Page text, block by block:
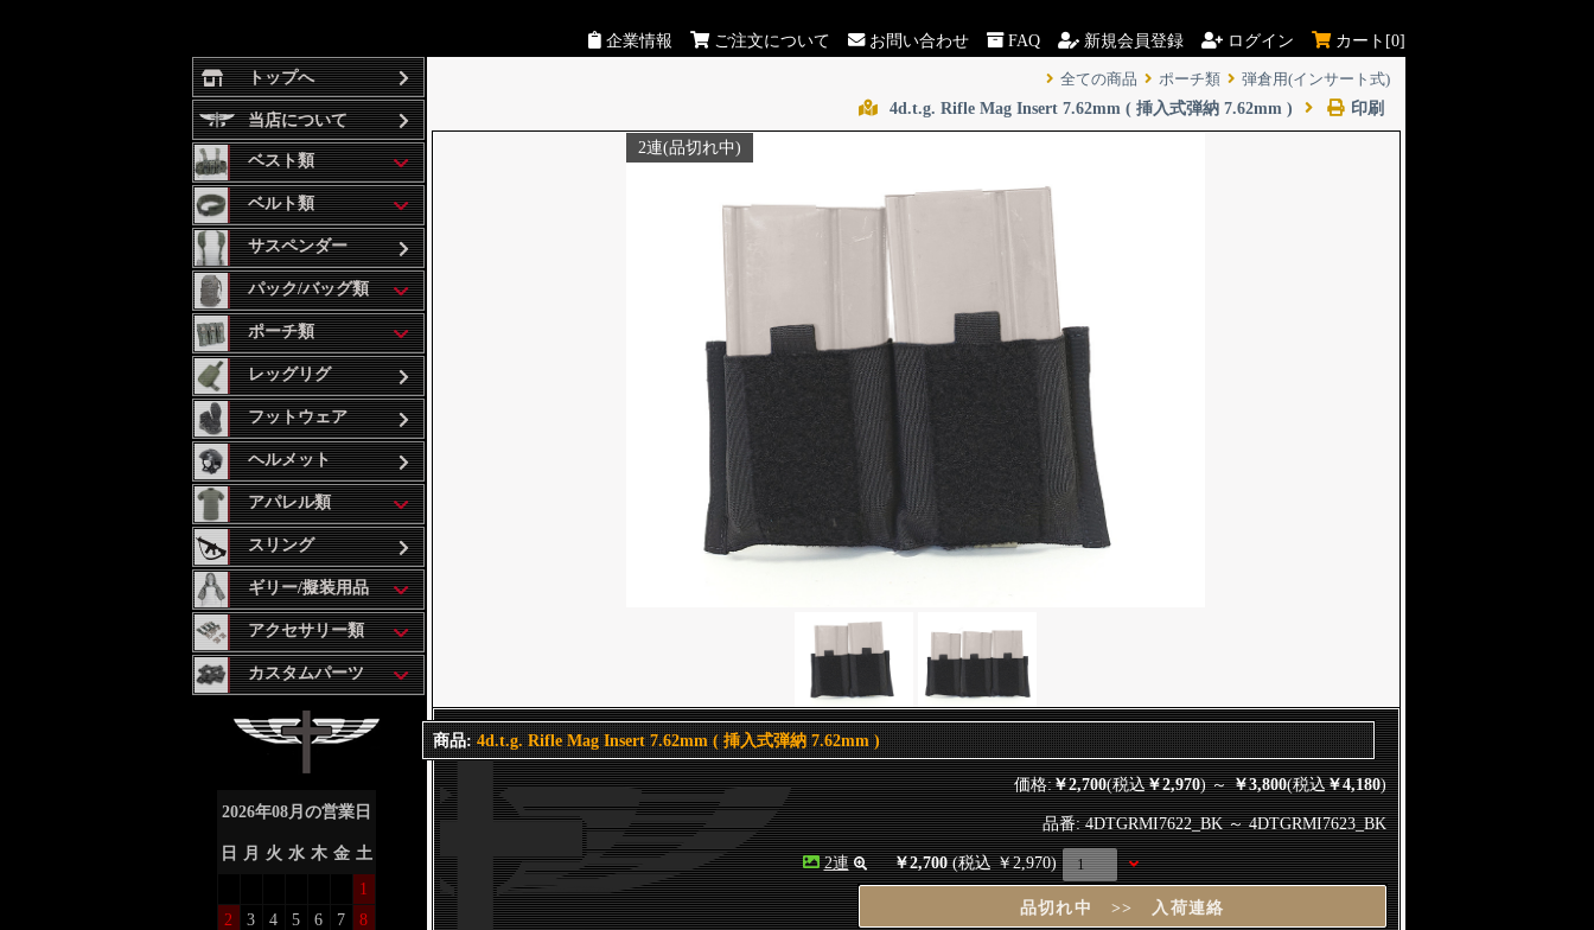
企業情報 ご注文について お問い合わせ FAQ 新規会員登録 ログイン カート[0]
全ての商品 ポーチ類 弾倉用(インサート式)
4d.t.g. Rifle Mag Insert 7.62mm ( 挿入式弾納 7.62mm ) 印刷
2連(品切れ中)
商品:4d.t.g. Rifle Mag Insert 7.62mm ( 挿入式弾納 7.62mm )
価格:￥2,700(税込￥2,970) ～￥3,800(税込￥4,180)
品番: 4DTGRMI7622_BK ～ 4DTGRMI7623_BK
2連 ￥2,700(税込 ￥2,970)
品切れ中 >> 入荷連絡
トップへ
当店について
ベスト類
ベルト類
サスペンダー
パック/バッグ類
ポーチ類
レッグリグ
フットウェア
ヘルメット
アパレル類
スリング
ギリー/擬装用品
アクセサリー類
カスタムパーツ
2026年08月の営業日
日 月 火 水 木 金 土
1
2
3 4 5 6 7
8